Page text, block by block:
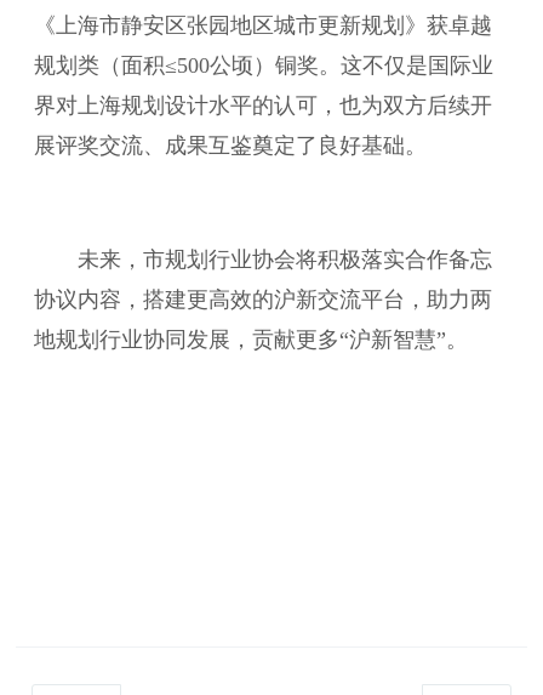
《上海市静安区张园地区城市更新规划》获卓越
规划类（面积≤500公顷）铜奖。这不仅是国际业
界对上海规划设计水平的认可，也为双方后续开
展评奖交流、成果互鉴奠定了良好基础。
未来，市规划行业协会将积极落实合作备忘
协议内容，搭建更高效的沪新交流平台，助力两
地规划行业协同发展，贡献更多“沪新智慧”。